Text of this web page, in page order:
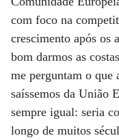
com foco na
crescimento após os
bom darmos as
me perguntam o que
saíssemos da União
sempre igual: seria
longo de muitos